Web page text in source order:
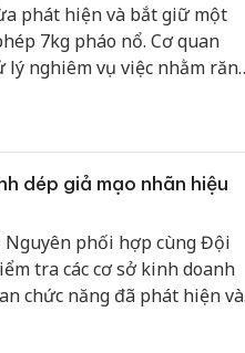
phát hiện và bắt giữ một
7kg pháo nổ. Cơ quan
lý nghiêm vụ việc nhằm răn
dép giả mạo nhãn hiệu
Nguyên phối hợp cùng Đội
tra các cơ sở kinh doanh
chức năng đã phát hiện và